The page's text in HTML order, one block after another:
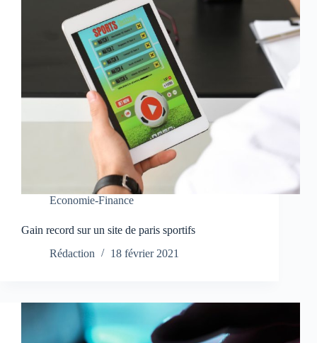
Economie-Finance
Gain record sur un site de paris sportifs
Rédaction
18 février 2021